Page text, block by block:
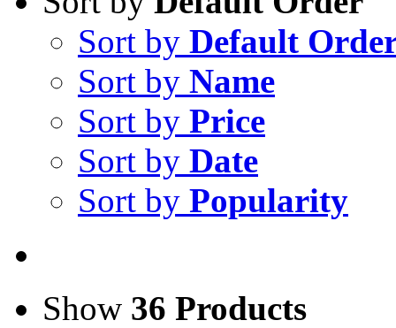
Sort by Default
Sort by Name
Sort by Price
Sort by Date
Sort by Popularity
Show 36 Products